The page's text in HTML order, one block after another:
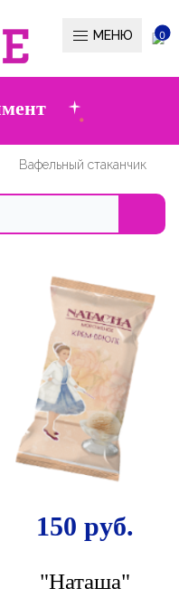
МЕНЮ 0
Вафельный стаканчик
150 руб.
"Наташа"